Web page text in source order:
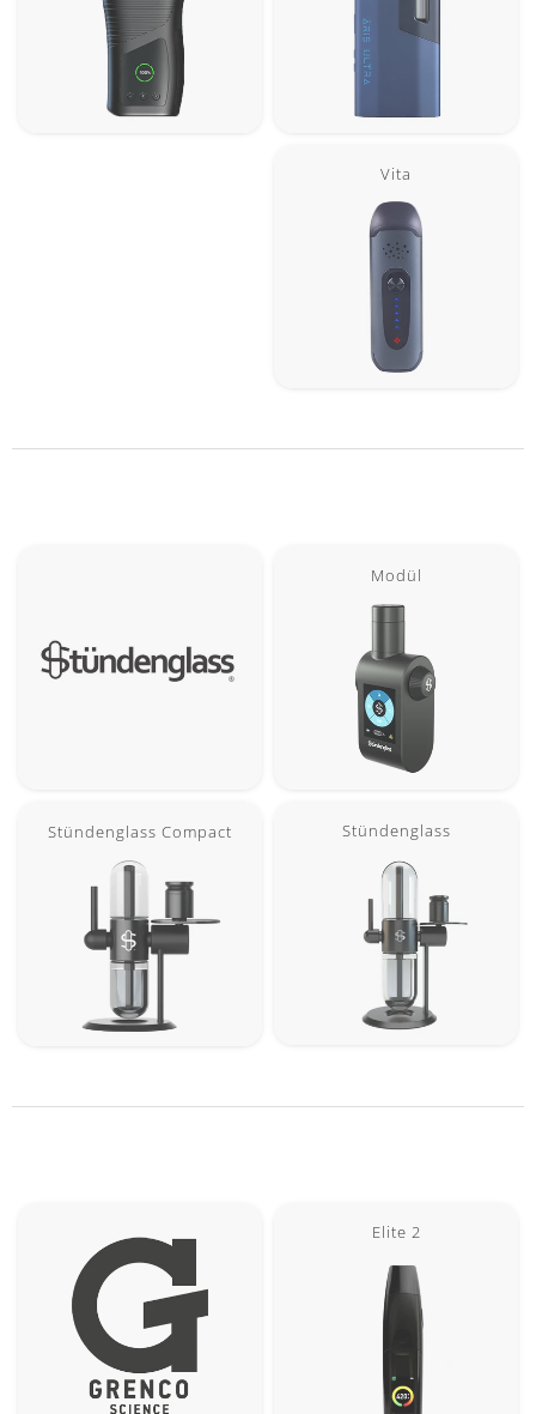
Vita
Modül
Stündenglass
Stündenglass Compact
Elite 2